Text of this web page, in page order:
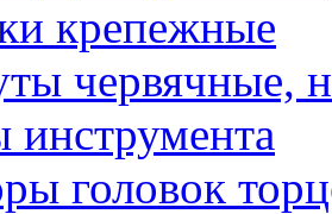
крепежные
червячные,
головок